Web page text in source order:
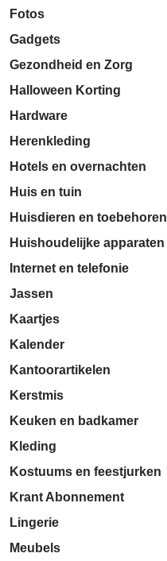
Fotos
Gadgets
Gezondheid en Zorg
Halloween Korting
Hardware
Herenkleding
Hotels en overnachten
Huis en tuin
Huisdieren en toebehoren
Huishoudelijke apparaten
Internet en telefonie
Jassen
Kaartjes
Kalender
Kantoorartikelen
Kerstmis
Keuken en badkamer
Kleding
Kostuums en feestjurken
Krant Abonnement
Lingerie
Meubels